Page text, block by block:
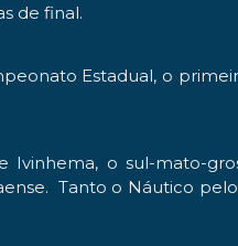
de final.
Estadual, o
o sul-mato-
Tanto o Náutico